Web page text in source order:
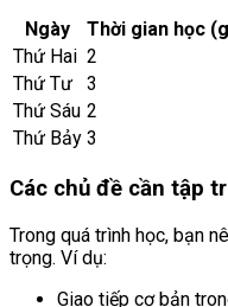
Ngày
Thời gian học
Thứ Hai 2
Thứ Tư
3
Thứ Sáu 2
Thứ Bảy 3
Các chủ đề cần tập
Trong quá trình học, bạn
trọng. Ví dụ:
Giao tiếp cơ bản